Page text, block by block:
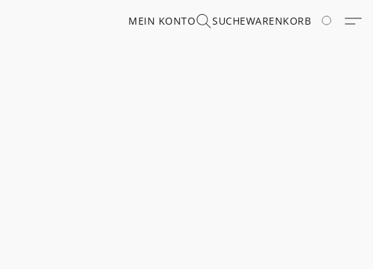
MEIN KONTO SUCHEWARENKORB